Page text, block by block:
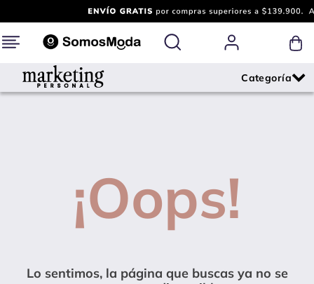
¡Oops!
Lo sentimos, la página que buscas ya no se